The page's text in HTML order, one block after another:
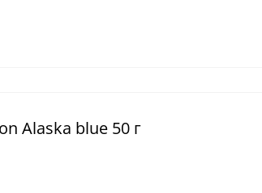
Alaska blue 50 г